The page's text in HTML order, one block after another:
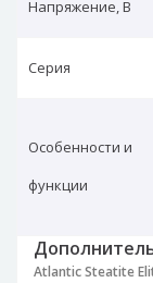
Напряжение, В
Серия
Особенности и
функции
Atlantic Steatite